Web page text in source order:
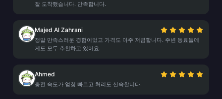
잘 도착했습니다. 만족합니다.
Majed Al Zahrani
정말 만족스러운 경험이었고 가격도 아주 저렴합니다. 주변 동료들에
게도 모두 추천하고 있어요.
Ahmed
충전 속도가 엄청 빠르고 처리도 신속합니다.